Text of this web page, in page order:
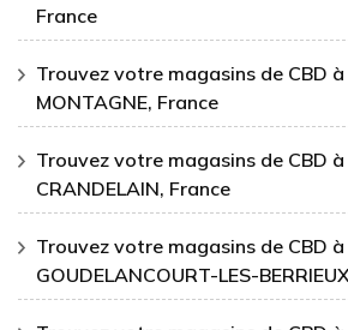
France
Trouvez votre magasins de CBD à
MONTAGNE, France
Trouvez votre magasins de CBD à
CRANDELAIN, France
Trouvez votre magasins de CBD à
GOUDELANCOURT-LES-